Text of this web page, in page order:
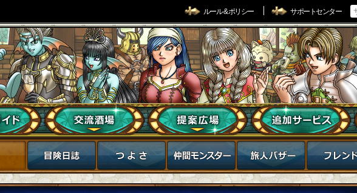
ルール & ポリシー サポートセンター